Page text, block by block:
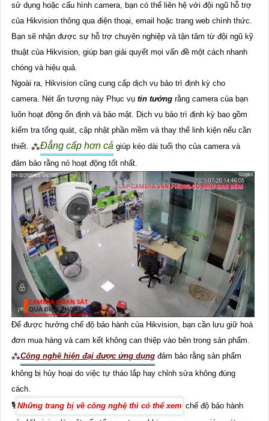
sử dụng hoặc cấu hình camera, bạn có thể liên hệ với đội ngũ hỗ trợ
của Hikvision thông qua điện thoại, email hoặc trang web chính thức.
Bạn sẽ nhận được sự hỗ trợ chuyên nghiệp và tận tâm từ đội ngũ kỹ
thuật của Hikvision, giúp bạn giải quyết mọi vấn đề một cách nhanh
chóng và hiệu quả.
Ngoài ra, Hikvision cũng cung cấp dịch vụ bảo trì định kỳ cho
camera. Nét ấn tượng này Phục vụ tin tưởng rằng camera của bạn
luôn hoạt động ổn định và bảo mật. Dịch vụ bảo trì định kỳ bao gồm
kiểm tra tổng quát, cập nhật phần mềm và thay thế linh kiện nếu cần
thiết. ⁂Đẳng cấp hơn cả giúp kéo dài tuổi thọ của camera và
đảm bảo rằng nó hoạt động tốt nhất.
Để được hưởng chế độ bảo hành của Hikvision, bạn cần lưu giữ hoá
đơn mua hàng và cam kết không can thiệp vào bên trong sản phẩm.
⁂Công nghệ hiện đại được ứng dụng đảm bảo rằng sản phẩm
không bị hủy hoại do việc tự tháo lắp hay chỉnh sửa không đúng
cách.
🎙 Những trang bị về công nghệ thì có thể xem chế độ bảo hành